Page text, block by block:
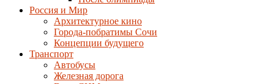
Россия и Мир
Архитектурное кино
Города-побратимы Сочи
Концепции будущего
Транспорт
Автобусы
Железная дорога